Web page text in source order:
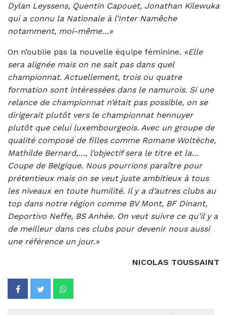
Dylan Leyssens, Quentin Capouet, Jonathan Kilewuka
qui a connu la Nationale à l’Inter Namêche
notamment, moi-même…»
On n’oublie pas la nouvelle équipe féminine. «Elle
sera alignée mais on ne sait pas dans quel
championnat. Actuellement, trois ou quatre
formation sont intéressées dans le namurois. Si une
relance de championnat n’était pas possible, on se
dirigerait plutôt vers le championnat hennuyer
plutôt que celui luxembourgeois. Avec un groupe de
qualité composé de filles comme Romane Woltèche,
Mathilde Bernard,…, l’objectif sera le titre et la…
Coupe de Belgique. Nous pourrions paraître pour
prétentieux mais on se veut juste ambitieux à tous
les niveaux en toute humilité. Il y a d’autres clubs au
top dans notre région comme BV Mont, BF Dinant,
Deportivo Neffe, BS Anhée. On veut suivre ce qu’il y a
de meilleur dans ces clubs pour devenir nous aussi
une référence un jour.»
NICOLAS TOUSSAINT